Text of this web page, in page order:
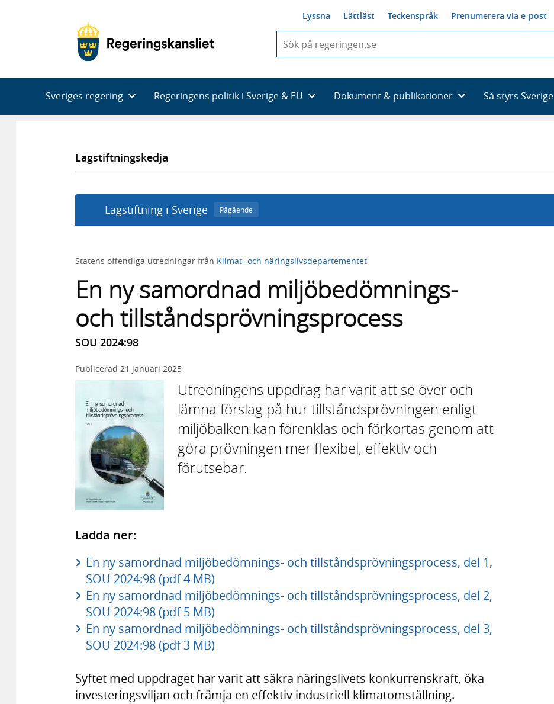
Lyssna Lättläst Teckenspråk Prenumerera via e-post
du
skriva
framträder
en
Sveriges regering Regeringens politik i Sverige & EU Dokument & publikationer Så styrs Sverige
Lagstiftningskedja
Lagstiftning i Sverige Pågående
Statens offentliga utredningar från Klimat- och näringslivsdepartementet
En ny samordnad miljöbedömnings-
och tillståndsprövningsprocess
SOU 2024:98
Publicerad 21 januari 2025
Utredningens uppdrag har varit att se över och
lämna förslag på hur tillståndsprövningen enligt
miljöbalken kan förenklas och förkortas genom att
göra prövningen mer flexibel, effektiv och
förutsebar.
Ladda ner:
En ny samordnad miljöbedömnings- och tillståndsprövningsprocess, del 1,
SOU 2024:98 (pdf 4 MB)
En ny samordnad miljöbedömnings- och tillståndsprövningsprocess, del 2,
SOU 2024:98 (pdf 5 MB)
En ny samordnad miljöbedömnings- och tillståndsprövningsprocess, del 3,
SOU 2024:98 (pdf 3 MB)
Syftet med uppdraget har varit att säkra näringslivets konkurrenskraft, öka
investeringsviljan och främja en effektiv industriell klimatomställning.